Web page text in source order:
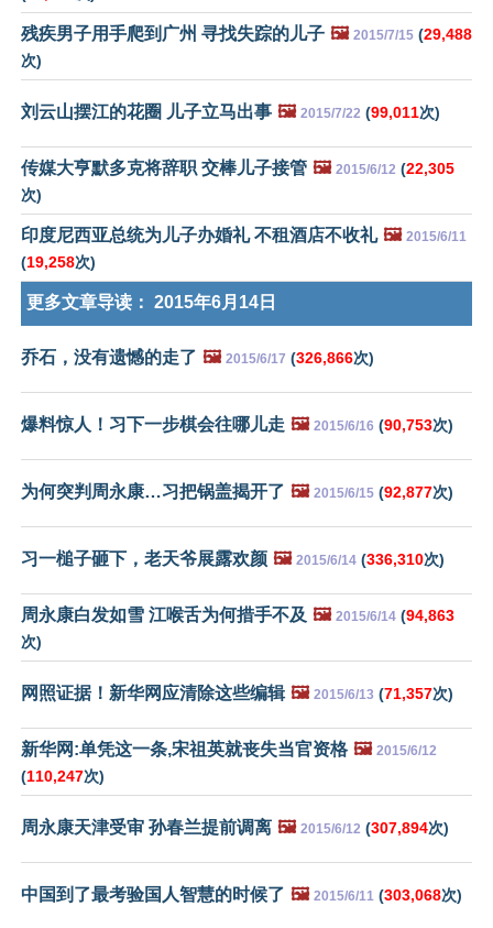
残疾男子用手爬到广州 寻找失踪的儿子 🖼️ 2015/7/15 (29,488
次)
刘云山摆江的花圈 儿子立马出事 🖼️ 2015/7/22 (99,011次)
传媒大亨默多克将辞职 交棒儿子接管 🖼️ 2015/6/12 (22,305
次)
印度尼西亚总统为儿子办婚礼 不租酒店不收礼 🖼️ 2015/6/11
(19,258次)
更多文章导读： 2015年6月14日
乔石，没有遗憾的走了 🖼️ 2015/6/17 (326,866次)
爆料惊人！习下一步棋会往哪儿走 🖼️ 2015/6/16 (90,753次)
为何突判周永康…习把锅盖揭开了 🖼️ 2015/6/15 (92,877次)
习一槌子砸下，老天爷展露欢颜 🖼️ 2015/6/14 (336,310次)
周永康白发如雪 江喉舌为何措手不及 🖼️ 2015/6/14 (94,863
次)
网照证据！新华网应清除这些编辑 🖼️ 2015/6/13 (71,357次)
新华网:单凭这一条,宋祖英就丧失当官资格 🖼️ 2015/6/12
(110,247次)
周永康天津受审 孙春兰提前调离 🖼️ 2015/6/12 (307,894次)
中国到了最考验国人智慧的时候了 🖼️ 2015/6/11 (303,068次)